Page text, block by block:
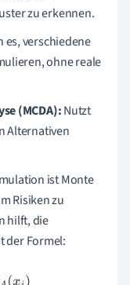
zu erkennen.
es, verschiedene
ohne reale
(MCDA):Nutzt
Alternativen
ist Monte
Risiken zu
hilft, die
der Formel:
(xi)